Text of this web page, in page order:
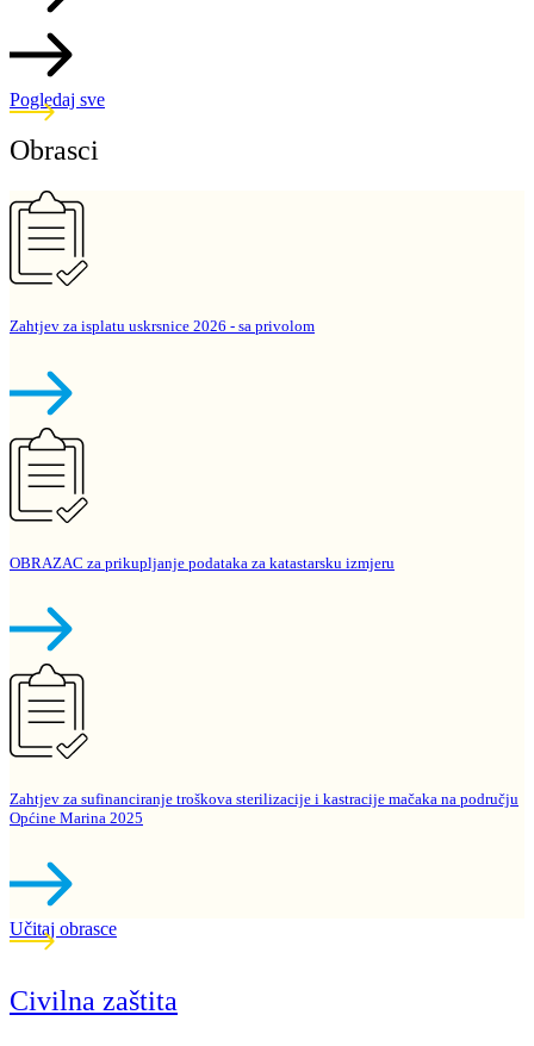
Pogledaj sve
Obrasci
Zahtjev za isplatu uskrsnice 2026 - sa privolom
OBRAZAC za prikupljanje podataka za katastarsku izmjeru
Zahtjev za sufinanciranje troškova sterilizacije i kastracije mačaka na području
Općine Marina 2025
Učitaj obrasce
Civilna zaštita